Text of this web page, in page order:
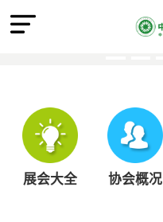
展会大全 协会概况